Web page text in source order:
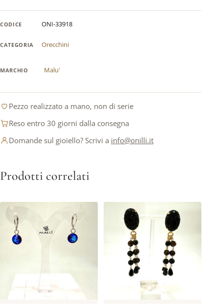
placcato
CODICE ONI-33918
CATEGORIA Orecchini
MARCHIO Malu'
Pezzo realizzato a mano, non di serie
Reso entro 30 giorni dalla consegna
Domande sul gioiello? Scrivi a info@onilli.it
Prodotti correlati